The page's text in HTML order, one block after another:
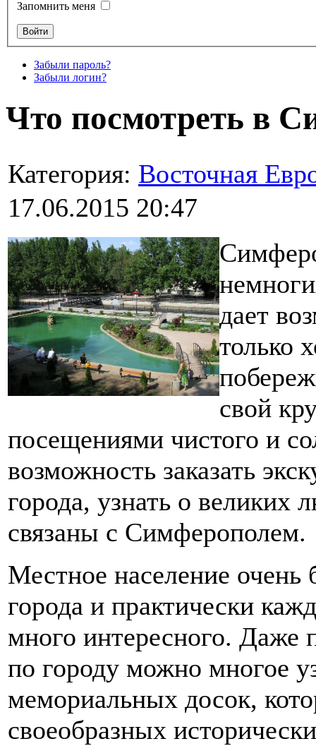
Запомнить меня
Забыли пароль?
Забыли логин?
Что посмотреть в
Категория: Восточная
17.06.2015 20:47
дает
только
свой
посещениями чистого и
возможность заказать
города, узнать о великих
связаны с Симферополем.
Местное население очень
города и практически
много интересного. Даже
по городу можно многое
мемориальных досок,
своеобразных